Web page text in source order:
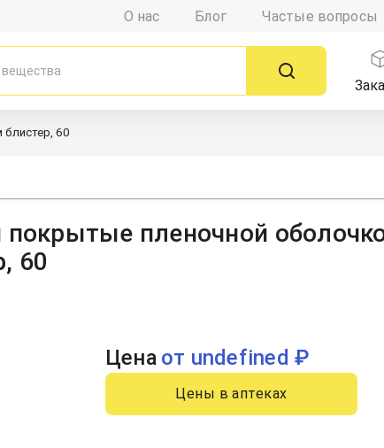
О нас Блог Частые вопросы
60
покрытые пленочной
60
Цена от undefined ₽
Цены в аптеках